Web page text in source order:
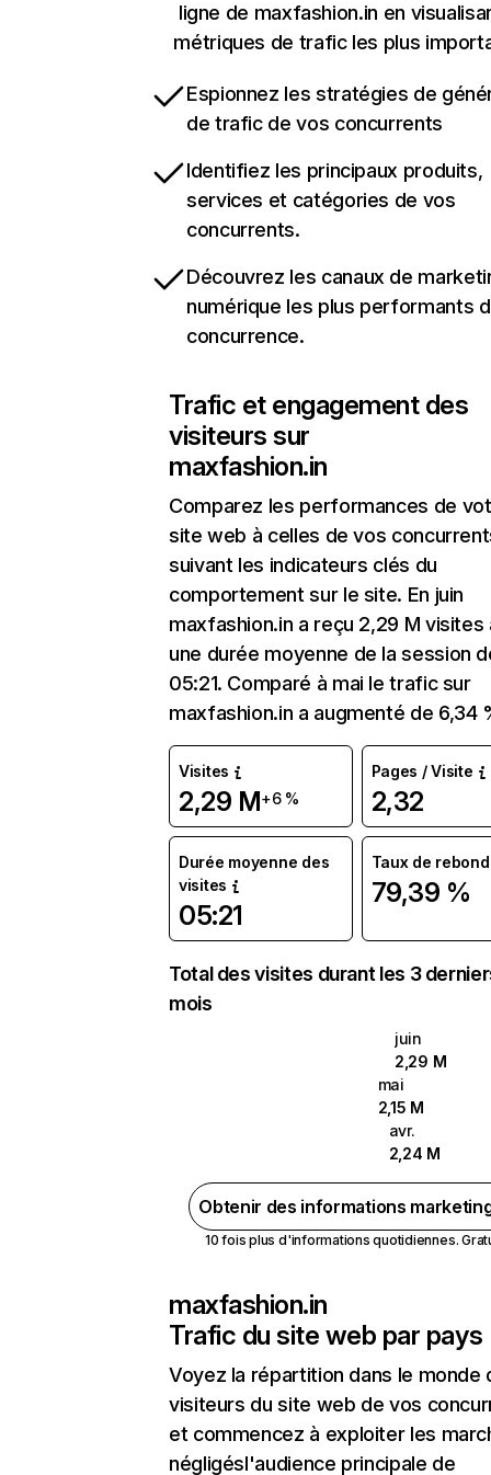
ligne de maxfashion.in en
métriques de trafic les plus
Espionnez les stratégies de
de trafic de vos concurrents
Identifiez les principaux produits,
services et catégories de vos
concurrents.
Découvrez les canaux de
numérique les plus performants
concurrence.
Trafic et engagement des
visiteurs sur
maxfashion.in
Comparez les performances de
site web à celles de vos
suivant les indicateurs clés du
comportement sur le site. En juin
maxfashion.in a reçu 2,29 M visites
une durée moyenne de la session
05:21. Comparé à mai le trafic sur
maxfashion.in a augmenté de 6,34
Visites
2,29 M+6 %
Pages / Visite
2,32
Durée moyenne des
visites
05:21
Taux de rebond
79,39 %
Total des visites durant les 3
mois
juin
2,29 M
mai
2,15 M
avr.
2,24 M
Obtenir des informations
10 fois plus d'informations quotidiennes.
maxfashion.in
Trafic du site web par pays
Voyez la répartition dans le monde
visiteurs du site web de vos
et commencez à exploiter les
négligésl'audience principale de